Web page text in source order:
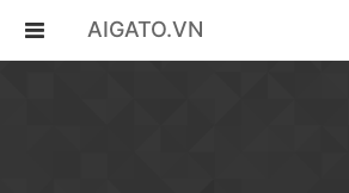
AIGATO.VN